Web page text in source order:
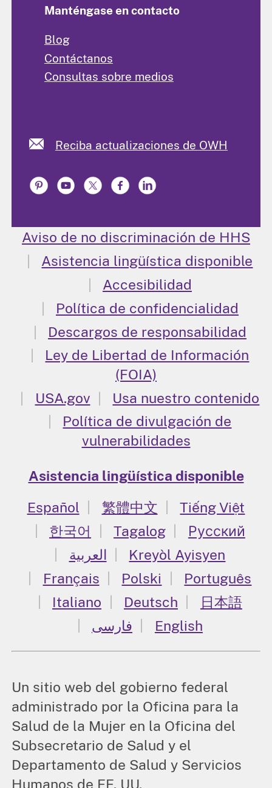
Manténgase en contacto
Blog
Contáctanos
Consultas sobre medios
Reciba actualizaciones de OWH
Aviso de no discriminación de HHS
Asistencia lingüística disponible
Accesibilidad
Política de confidencialidad
Descargos de responsabilidad
Ley de Libertad de Información
(FOIA)
USA.gov
Usa nuestro contenido
Política de divulgación de
vulnerabilidades
Asistencia lingüística disponible
Español
繁體中文
Tiếng Việt
한국어
Tagalog
Русский
العربية
Kreyòl Ayisyen
Français
Polski
Português
Italiano
Deutsch
日本語
فارسی
English
Un sitio web del gobierno federal
administrado por la Oficina para la
Salud de la Mujer en la Oficina del
Subsecretario de Salud y el
Departamento de Salud y Servicios
Humanos de EE. UU.